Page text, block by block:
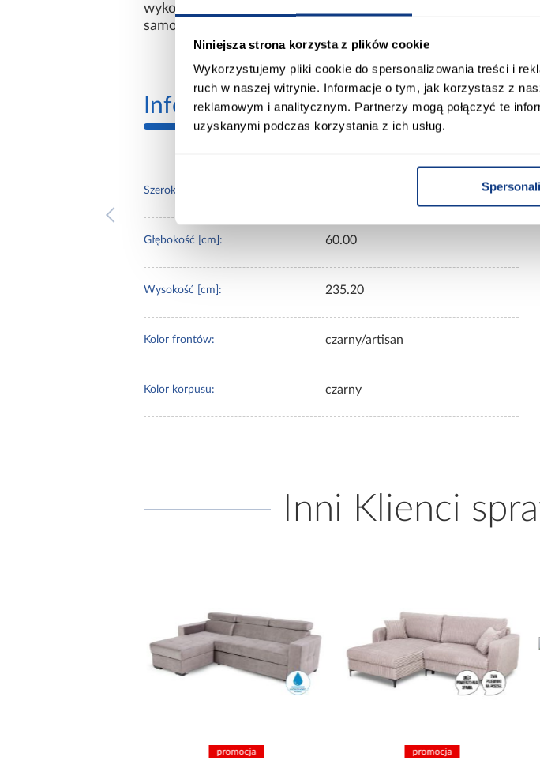
Niniejsza strona korzysta z plików cookie
Wykorzystujemy pliki cookie do spersonalizowania treści i
ruch w naszej witrynie. Informacje o tym, jak korzystasz z
reklamowym i analitycznym. Partnerzy mogą połączyć te
uzyskanymi podczas korzystania z ich usług.
wykonanie sprawiają, że mebel zachowuje elegancki i
samodzielnego montażu.
Informacje Transport Informacje
Szerokość [cm]:
Głębokość [cm]: 60.00
Wysokość [cm]: 235.20
Kolor frontów: czarny/artisan
Kolor korpusu: czarny
Inni Klienci
promocja promocja